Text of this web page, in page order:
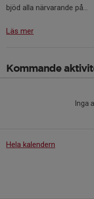
bjöd alla närvarande på...
Läs mer
Kommande
Inga
Hela kalendern